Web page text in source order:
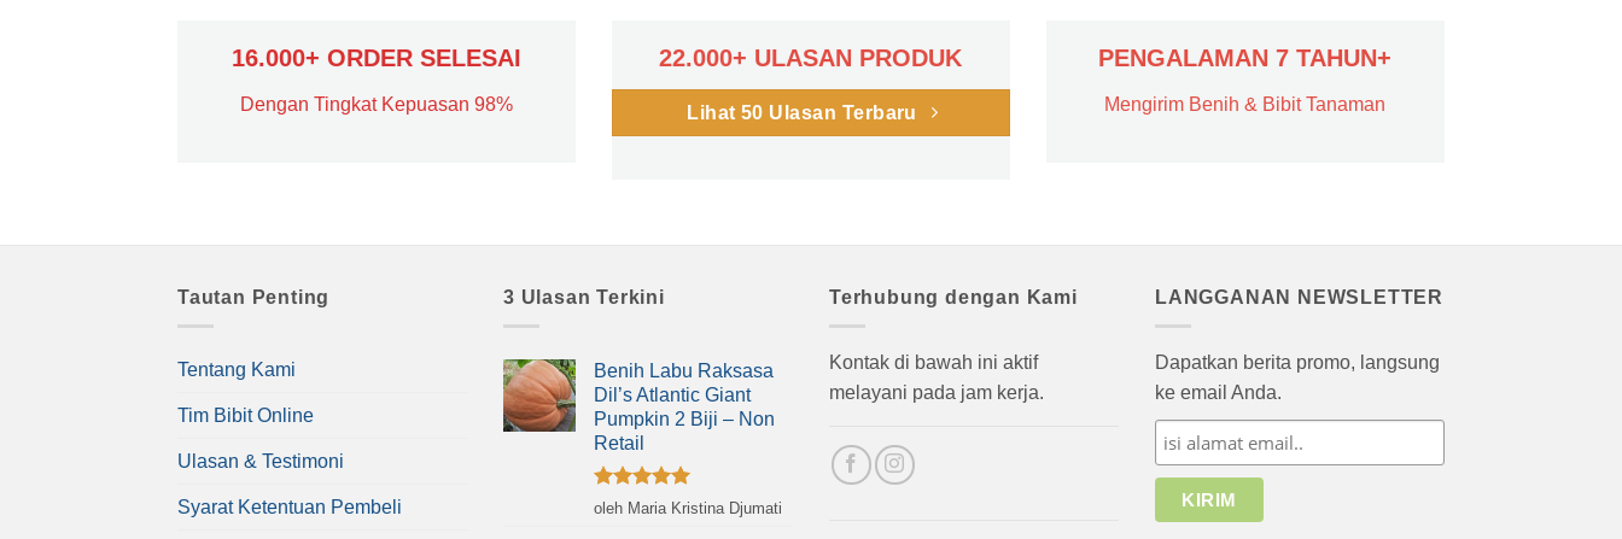
16.000+ ORDER SELESAI
Dengan Tingkat Kepuasan 98%
22.000+ ULASAN PRODUK
Lihat 50 Ulasan Terbaru
PENGALAMAN 7 TAHUN+
Mengirim Benih & Bibit Tanaman
Tautan Penting
Tentang Kami
Tim Bibit Online
Ulasan & Testimoni
Syarat Ketentuan Pembeli
3 Ulasan Terkini
Benih Labu Raksasa
Dil’s Atlantic Giant
Pumpkin 2 Biji – Non
Retail
Dinilai5
oleh Maria Kristina Djumati
Terhubung dengan Kami
Kontak di bawah ini aktif
melayani pada jam kerja.
LANGGANAN NEWSLETTER
Dapatkan berita promo, langsung
ke email Anda.